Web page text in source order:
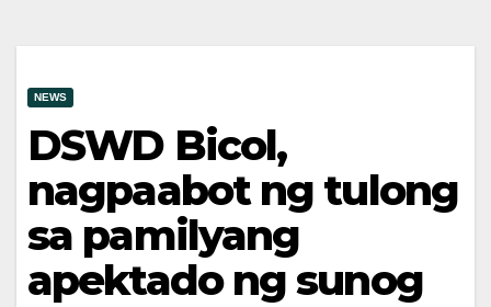
NEWS
DSWD Bicol,
nagpaabot ng tulong
sa pamilyang
apektado ng sunog